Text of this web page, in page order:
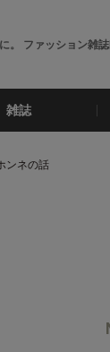
。 ファッション雑
雑誌
ンネの話